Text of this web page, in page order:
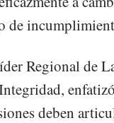
de
Regional de
deben